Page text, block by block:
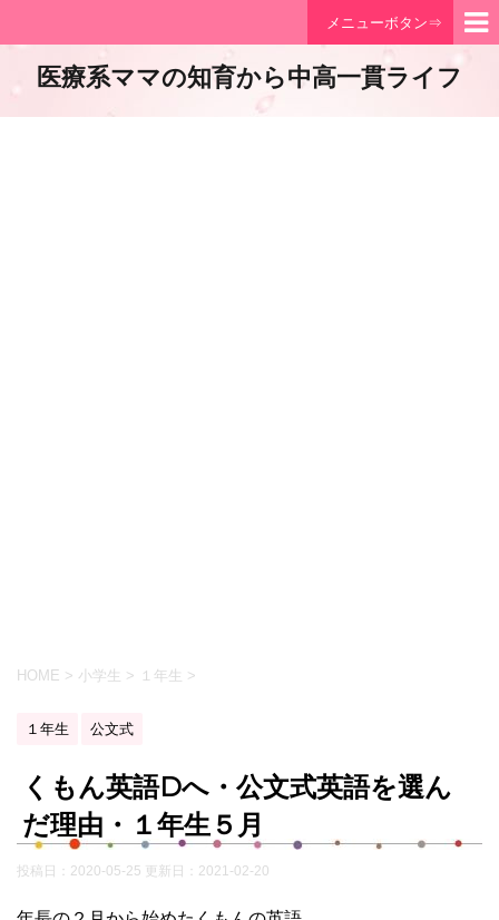
メニューボタン⇒
医療系ママの知育から中高一貫ライフ
HOME > 小学生 > １年生 >
１年生 公文式
くもん英語Dへ・公文式英語を選ん
だ理由・１年生５月
投稿日：2020-05-25 更新日： 2021-02-20